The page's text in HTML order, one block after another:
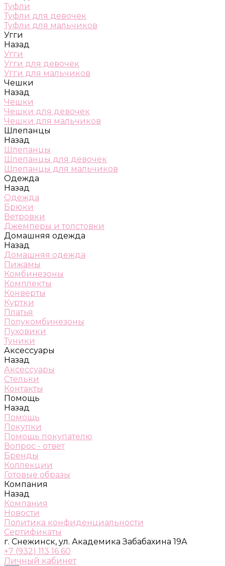
Туфли
Туфли для девочек
Туфли для мальчиков
Угги
Назад
Угги
Угги для девочек
Угги для мальчиков
Чешки
Назад
Чешки
Чешки для девочек
Чешки для мальчиков
Шлепанцы
Назад
Шлепанцы
Шлепанцы для девочек
Шлепанцы для мальчиков
Одежда
Назад
Одежда
Брюки
Ветровки
Джемперы и толстовки
Домашняя одежда
Назад
Домашняя одежда
Пижамы
Комбинезоны
Комплекты
Конверты
Куртки
Платья
Полукомбинезоны
Пуховики
Туники
Аксессуары
Назад
Аксессуары
Стельки
Контакты
Помощь
Назад
Помощь
Покупки
Помощь покупателю
Вопрос - ответ
Бренды
Коллекции
Готовые образы
Компания
Назад
Компания
Новости
Политика конфиденциальности
Сертификаты
г. Снежинск, ул. Академика Забабахина 19А
+7 (932) 113 16 60
Личный кабинет